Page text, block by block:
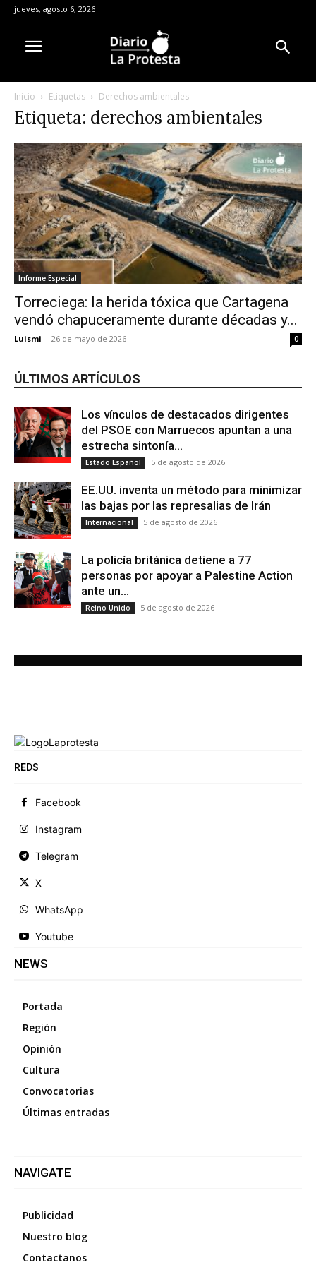
jueves, agosto 6, 2026
Inicio Etiquetas Derechos ambientales
Etiqueta: derechos ambientales
Informe Especial
Torreciega: la herida tóxica que Cartagena
vendó chapuceramente durante décadas y...
Luismi - 26 de mayo de 2026 0
ÚLTIMOS ARTÍCULOS
Los vínculos de destacados dirigentes
del PSOE con Marruecos apuntan a una
estrecha sintonía...
Estado Español 5 de agosto de 2026
EE.UU. inventa un método para minimizar
las bajas por las represalias de Irán
Internacional 5 de agosto de 2026
La policía británica detiene a 77
personas por apoyar a Palestine Action
ante un...
Reino Unido 5 de agosto de 2026
REDS
Facebook
Instagram
Telegram
X
WhatsApp
Youtube
NEWS
Portada
Región
Opinión
Cultura
Convocatorias
Últimas entradas
NAVIGATE
Publicidad
Nuestro blog
Contactanos